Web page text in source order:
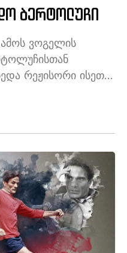
ბერტოლუჩი
ვოგელის
რეჟისორი ისეთი
მოახერხა